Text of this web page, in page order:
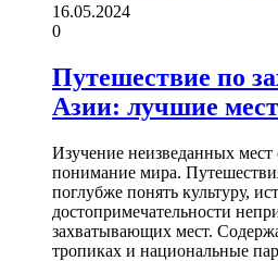
16.05.2024
0
Путешествие по
Азии: лучшие
Изучение неизведанных мест
понимание мира.
поглубже понять культуру,
достопримечательности
захватывающих мест.
тропиках и национальные